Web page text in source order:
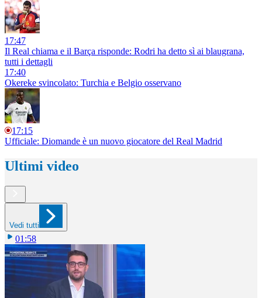
17:47
Il Real chiama e il Barça risponde: Rodri ha detto sì ai blaugrana,
tutti i dettagli
17:40
Okereke svincolato: Turchia e Belgio osservano
17:15
Ufficiale: Diomande è un nuovo giocatore del Real Madrid
Ultimi video
Vedi tutti
01:58